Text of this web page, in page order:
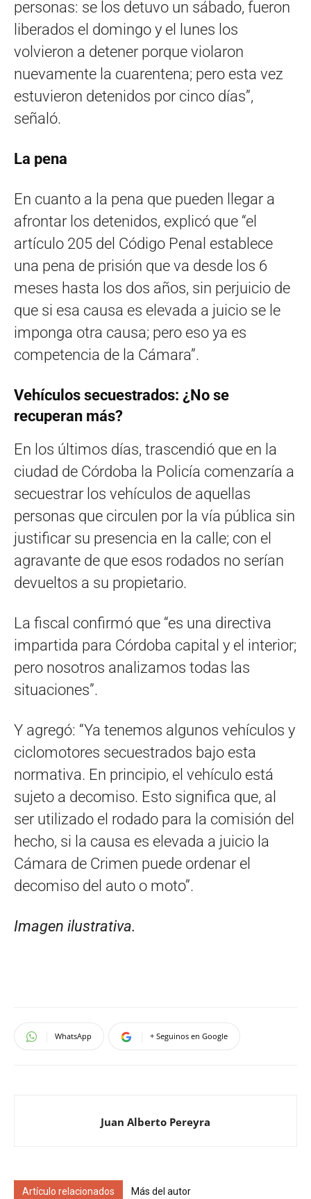
personas: se los detuvo un sábado, fueron
liberados el domingo y el lunes los
volvieron a detener porque violaron
nuevamente la cuarentena; pero esta vez
estuvieron detenidos por cinco días”,
señaló.
La pena
En cuanto a la pena que pueden llegar a
afrontar los detenidos, explicó que “el
artículo 205 del Código Penal establece
una pena de prisión que va desde los 6
meses hasta los dos años, sin perjuicio de
que si esa causa es elevada a juicio se le
imponga otra causa; pero eso ya es
competencia de la Cámara”.
Vehículos secuestrados: ¿No se
recuperan más?
En los últimos días, trascendió que en la
ciudad de Córdoba la Policía comenzaría a
secuestrar los vehículos de aquellas
personas que circulen por la vía pública sin
justificar su presencia en la calle; con el
agravante de que esos rodados no serían
devueltos a su propietario.
La fiscal confirmó que “es una directiva
impartida para Córdoba capital y el interior;
pero nosotros analizamos todas las
situaciones”.
Y agregó: “Ya tenemos algunos vehículos y
ciclomotores secuestrados bajo esta
normativa. En principio, el vehículo está
sujeto a decomiso. Esto significa que, al
ser utilizado el rodado para la comisión del
hecho, si la causa es elevada a juicio la
Cámara de Crimen puede ordenar el
decomiso del auto o moto”.
Imagen ilustrativa.
WhatsApp + Seguinos en Google
Juan Alberto Pereyra
Artículo relacionados Más del autor